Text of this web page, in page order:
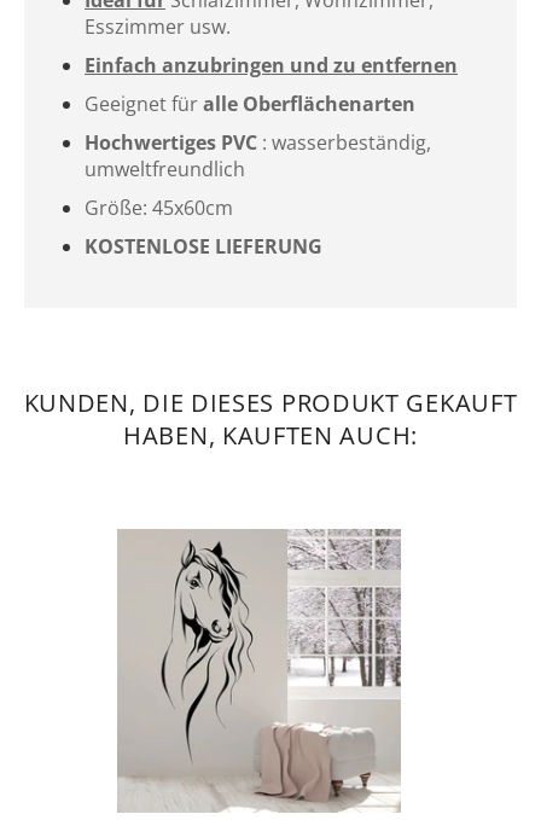
Esszimmer usw.
Einfach anzubringen und zu entfernen
Geeignet füralle Oberflächenarten
Hochwertiges PVC : wasserbeständig,
umweltfreundlich
Größe: 45x60cm
KOSTENLOSE LIEFERUNG
KUNDEN, DIE DIESES PRODUKT GEKAUFT
HABEN, KAUFTEN AUCH: